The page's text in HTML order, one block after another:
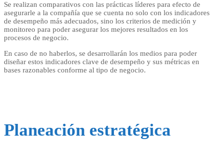
Se realizan comparativos con las prácticas líderes para efecto de
asegurarle a la compañía que se cuenta no solo con los indicadores
de desempeño más adecuados, sino los criterios de medición y
monitoreo para poder asegurar los mejores resultados en los
procesos de negocio.
En caso de no haberlos, se desarrollarán los medios para poder
diseñar estos indicadores clave de desempeño y sus métricas en
bases razonables conforme al tipo de negocio.
Planeación estratégica